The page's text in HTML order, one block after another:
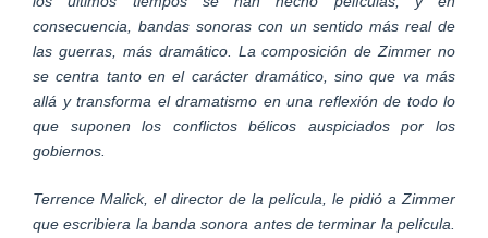
consecuencia, bandas sonoras con un sentido más real de
las guerras, más dramático. La composición de Zimmer no
se centra tanto en el carácter dramático, sino que va más
allá y transforma el dramatismo en una reflexión de todo lo
que suponen los conflictos bélicos auspiciados por los
gobiernos.
Terrence Malick, el director de la película, le pidió a Zimmer
que escribiera la banda sonora antes de terminar la película.